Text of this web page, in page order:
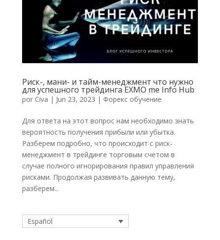
Риск-, мани- и тайм-менеджмент что нужно
для успешного трейдинга EXMO me Info Hub
por Civa | Jun 23, 2023 | Форекс обучение
Для ответа на этот вопрос нам необходимо знать
вероятность получения прибыли или убытка.
Разберем подробно, что происходит с риск-
менеджмент в трейдинге торговым счетом в
случае полного игнорирования правил управления
рисками. Продолжая развивать данную тему,
разберем...
Español